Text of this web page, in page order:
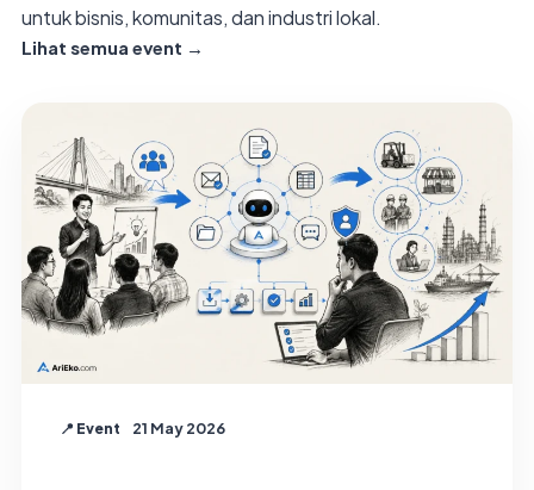
untuk bisnis, komunitas, dan industri lokal.
Lihat semua event →
📍 Event 21 May 2026